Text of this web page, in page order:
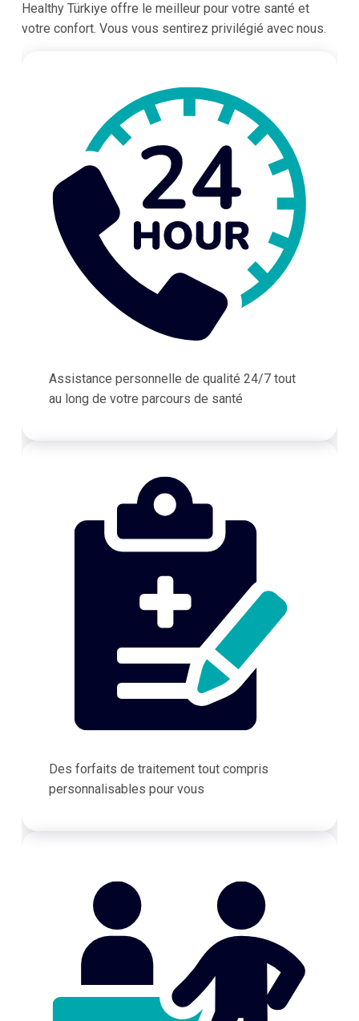
Healthy Türkiye offre le meilleur pour votre santé et
votre confort. Vous vous sentirez privilégié avec nous.
Assistance personnelle de qualité 24/7 tout
au long de votre parcours de santé
Des forfaits de traitement tout compris
personnalisables pour vous